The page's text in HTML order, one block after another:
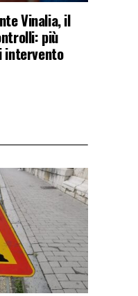
Vinalia, il
più
intervento